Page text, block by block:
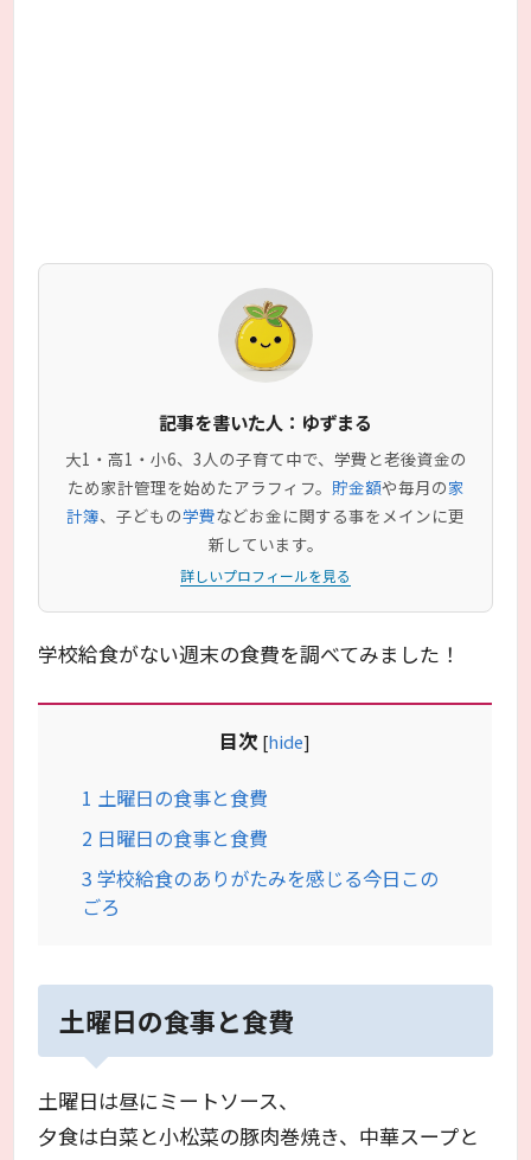
記事を書いた人：ゆずまる
大1・高1・小6、3人の子育て中で、学費と老後資金の
ため家計管理を始めたアラフィフ。 貯金額や毎月の家
計簿、子どもの学費などお金に関する事をメインに更
新しています。
詳しいプロフィールを見る
学校給食がない週末の食費を調べてみました！
目次 [hide]
1 土曜日の食事と食費
2 日曜日の食事と食費
3 学校給食のありがたみを感じる今日この
ごろ
土曜日の食事と食費
土曜日は昼にミートソース、
夕食は白菜と小松菜の豚肉巻焼き、中華スープと